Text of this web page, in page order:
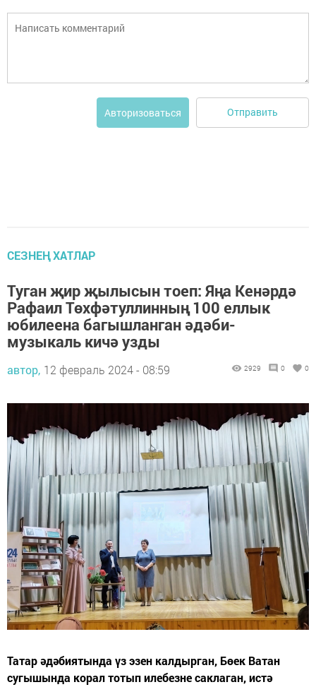
Авторизоваться Отправить
СЕЗНЕҢ ХАТЛАР
Туган җир җылысын тоеп: Яңа Кенәрдә
Рафаил Төхфәтуллинның 100 еллык
юбилеена багышланган әдәби-
музыкаль кичә узды
автор, 12 февраль 2024 - 08:59 2929 0 0
Татар әдәбиятында үз эзен калдырган, Бөек Ватан
сугышында корал тотып илебезне саклаган, истә